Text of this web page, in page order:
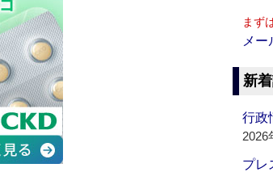
まず
メー
新
行政
2026
プレ